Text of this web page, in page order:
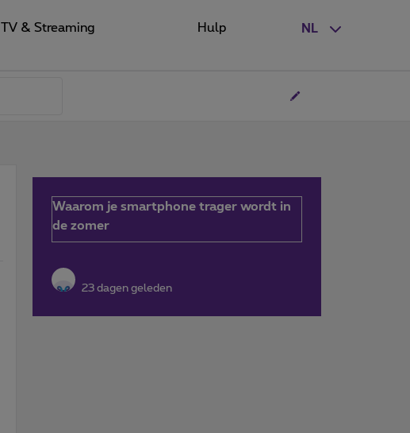
NL
TV & Streaming Hulp
Waarom je smartphone trager wordt in
de zomer
23 dagen geleden